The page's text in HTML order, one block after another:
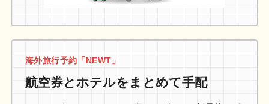
海外旅行予約「NEWT」
航空券とホテルをまとめて手配